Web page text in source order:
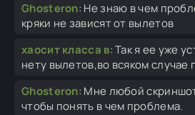
Ghosteron: Не знаю в чем
кряки не зависят от вылетов
хаосит класса в:Так я ее уже
нету вылетов,во всяком случае
Ghosteron: Мне любой
чтобы понять в чем проблема.